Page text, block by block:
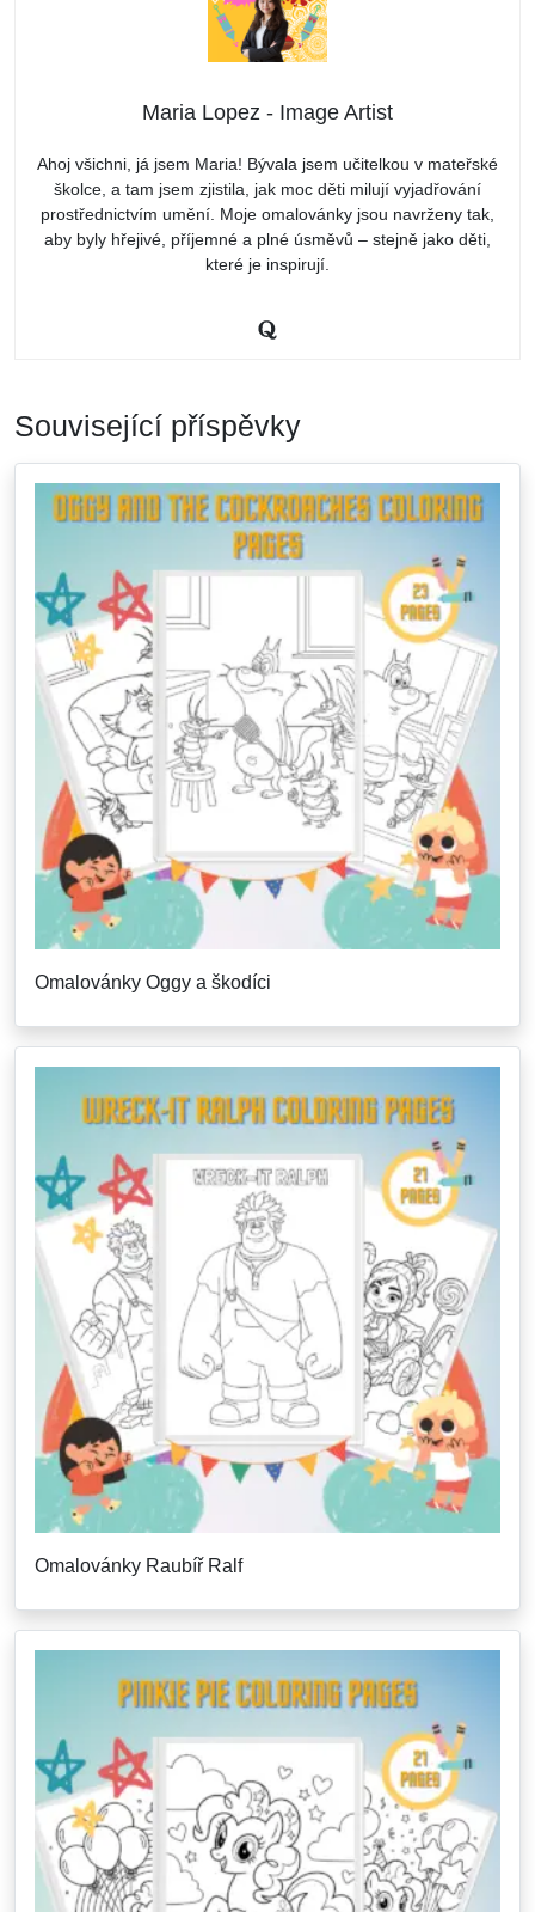
Maria Lopez - Image Artist
Ahoj všichni, já jsem Maria! Bývala jsem učitelkou v mateřské
školce, a tam jsem zjistila, jak moc děti milují vyjadřování
prostřednictvím umění. Moje omalovánky jsou navrženy tak,
aby byly hřejivé, příjemné a plné úsměvů – stejně jako děti,
které je inspirují.
Související příspěvky
Omalovánky Oggy a škodíci
Omalovánky Raubíř Ralf